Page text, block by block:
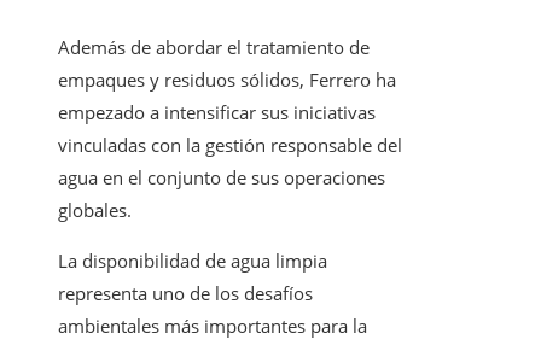
Además de abordar el tratamiento de
empaques y residuos sólidos, Ferrero ha
empezado a intensificar sus iniciativas
vinculadas con la gestión responsable del
agua en el conjunto de sus operaciones
globales.
La disponibilidad de agua limpia
representa uno de los desafíos
ambientales más importantes para la